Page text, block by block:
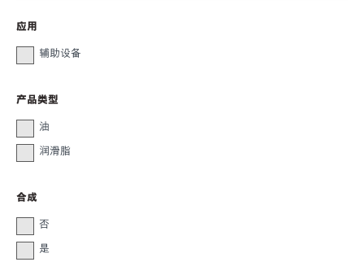
应用
辅助设备
产品类型
油
润滑脂
合成
否
是